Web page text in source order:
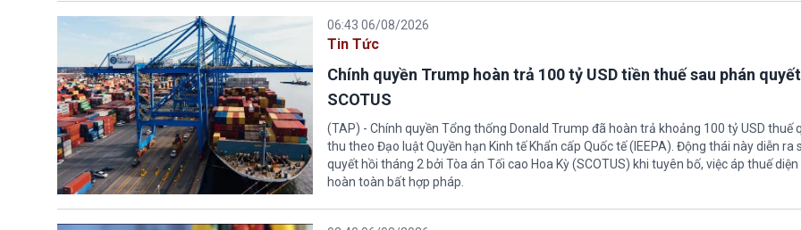
06:43 06/08/2026
Tin Tức
Chính quyền Trump hoàn trả 100 tỷ USD tiền thuế sau phán
SCOTUS
(TAP) - Chính quyền Tổng thống Donald Trump đã hoàn trả khoảng 100 tỷ USD thuế
thu theo Đạo luật Quyền hạn Kinh tế Khẩn cấp Quốc tế (IEEPA). Động thái này diễn ra
quyết hồi tháng 2 bởi Tòa án Tối cao Hoa Kỳ (SCOTUS) khi tuyên bố, việc áp thuế diện
hoàn toàn bất hợp pháp.